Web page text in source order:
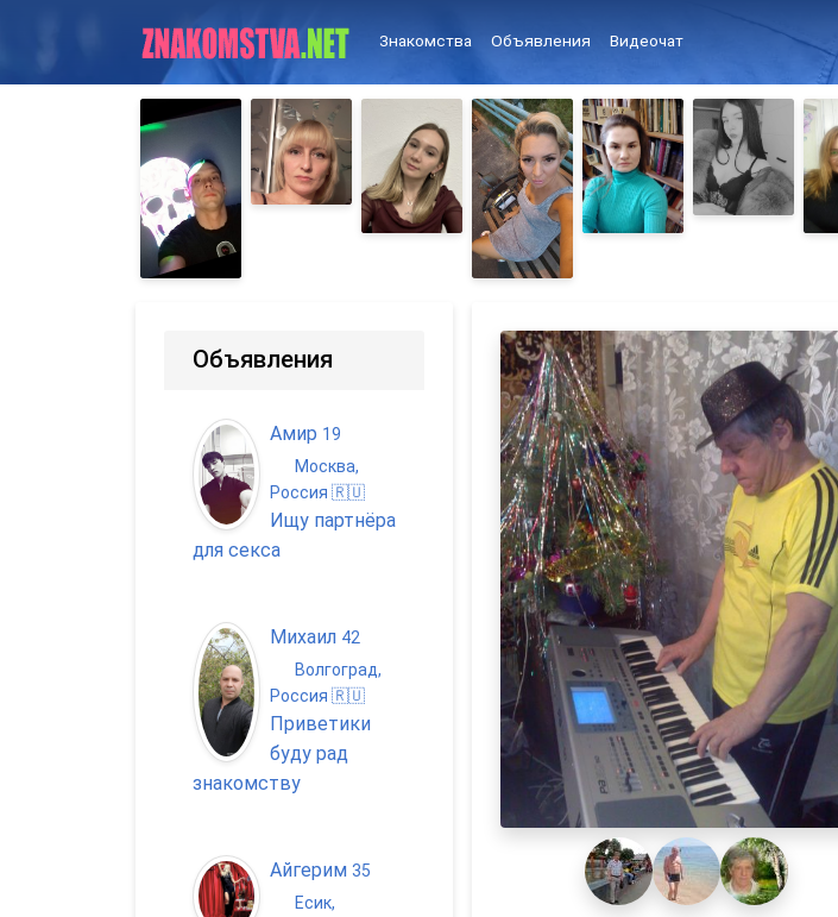
Знакомства Объявления Видеочат
Объявления
Амир 19
Москва,
Россия 🇷🇺
Ищу партнёра
для секса
Михаил 42
Волгоград,
Россия 🇷🇺
Приветики
буду рад
знакомству
Айгерим 35
Есик,